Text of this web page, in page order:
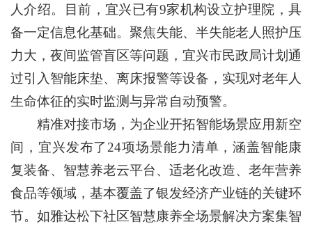
人介绍。目前，宜兴已有9家机构设立护理院，具
备一定信息化基础。聚焦失能、半失能老人照护压
力大，夜间监管盲区等问题，宜兴市民政局计划通
过引入智能床垫、离床报警等设备，实现对老年人
生命体征的实时监测与异常自动预警。
精准对接市场，为企业开拓智能场景应用新空
间，宜兴发布了24项场景能力清单，涵盖智能康
复装备、智慧养老云平台、适老化改造、老年营养
食品等领域，基本覆盖了银发经济产业链的关键环
节。如雅达松下社区智慧康养全场景解决方案集智